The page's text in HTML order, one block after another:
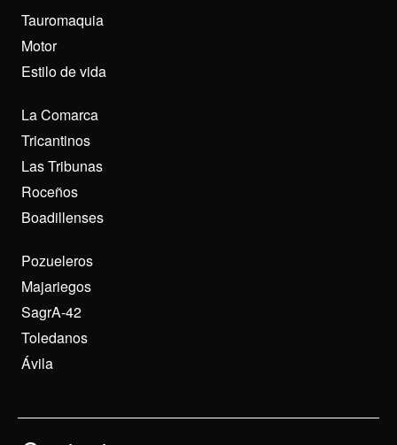
Tauromaquia
Motor
Estilo de vida
La Comarca
Tricantinos
Las Tribunas
Roceños
Boadillenses
Pozueleros
Majariegos
SagrA-42
Toledanos
Ávila